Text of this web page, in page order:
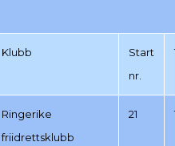
Klubb
Start
nr.
Ringerike
friidrettsklubb
21